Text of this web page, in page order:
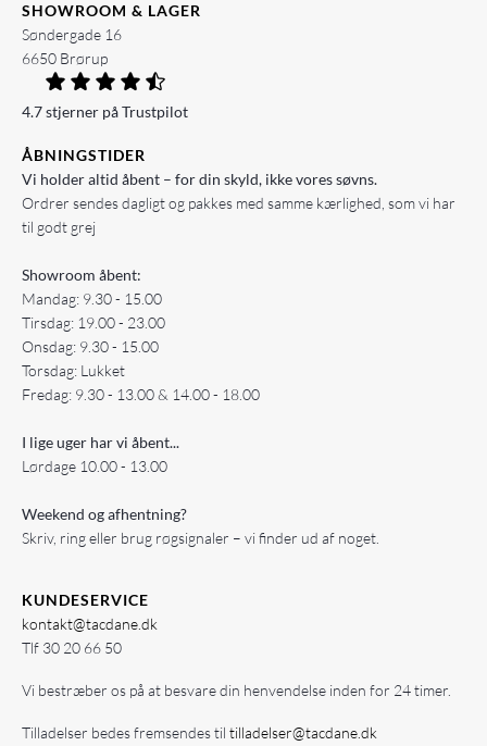
SHOWROOM & LAGER
Søndergade 16
6650 Brørup
4.7 stjerner på Trustpilot
ÅBNINGSTIDER
Vi holder altid åbent – for din skyld, ikke vores søvns.
Ordrer sendes dagligt og pakkes med samme kærlighed, som vi har
til godt grej
Showroom åbent:
Mandag: 9.30 - 15.00
Tirsdag: 19.00 - 23.00
Onsdag: 9.30 - 15.00
Torsdag: Lukket
Fredag: 9.30 - 13.00 & 14.00 - 18.00
I lige uger har vi åbent...
Lørdage 10.00 - 13.00
Weekend og afhentning?
Skriv, ring eller brug røgsignaler – vi finder ud af noget.
KUNDESERVICE
kontakt@tacdane.dk
Tlf 30 20 66 50
Vi bestræber os på at besvare din henvendelse inden for 24 timer.
Tilladelser bedes fremsendes til tilladelser@tacdane.dk